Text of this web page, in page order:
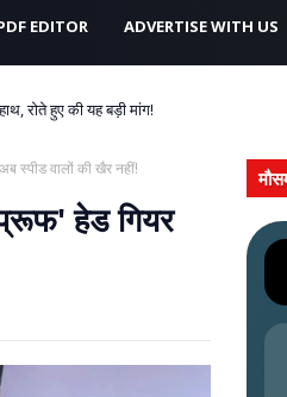
EDITOR ADVERTISE WITH US
रोते हुए की यह बड़ी मांग!
स्पीड वालों की खैर नहीं!
हेड गियर